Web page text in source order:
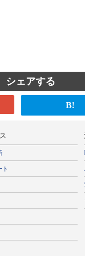
シェアする
B!
ト